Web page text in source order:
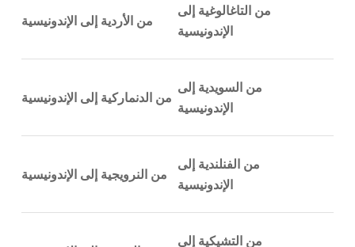
من التاغالوغية إلى
الإندونيسية
من الأردية إلى الإندونيسية
من السويدية إلى
الإندونيسية
من الدنماركية إلى الإندونيسية
من الفنلندية إلى
الإندونيسية
من النرويجية إلى الإندونيسية
من التشيكية إلى